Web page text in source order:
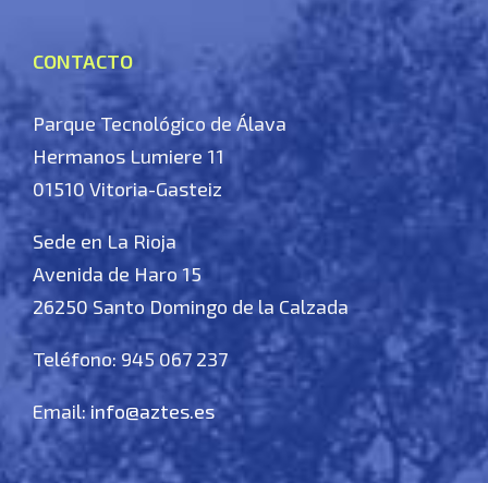
CONTACTO
Parque Tecnológico de Álava
Hermanos Lumiere 11
01510 Vitoria-Gasteiz
Sede en La Rioja
Avenida de Haro 15
26250 Santo Domingo de la Calzada
Teléfono: 945 067 237
Email:info@aztes.es